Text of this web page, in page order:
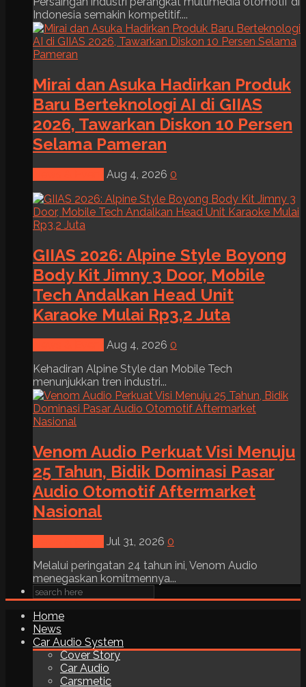
Indonesia semakin kompetitif....
Mirai dan Asuka Hadirkan Produk
Baru Berteknologi AI di GIIAS
2026, Tawarkan Diskon 10 Persen
Selama Pameran
Aug 4, 2026 0
GIIAS 2026: Alpine Style Boyong
Body Kit Jimny 3 Door, Mobile
Tech Andalkan Head Unit
Karaoke Mulai Rp3,2 Juta
Aug 4, 2026 0
Kehadiran Alpine Style dan Mobile Tech
menunjukkan tren industri...
Venom Audio Perkuat Visi Menuju
25 Tahun, Bidik Dominasi Pasar
Audio Otomotif Aftermarket
Nasional
Jul 31, 2026 0
Melalui peringatan 24 tahun ini, Venom Audio
menegaskan komitmennya...
Home
News
Car Audio System
Cover Story
Car Audio
Carsmetic